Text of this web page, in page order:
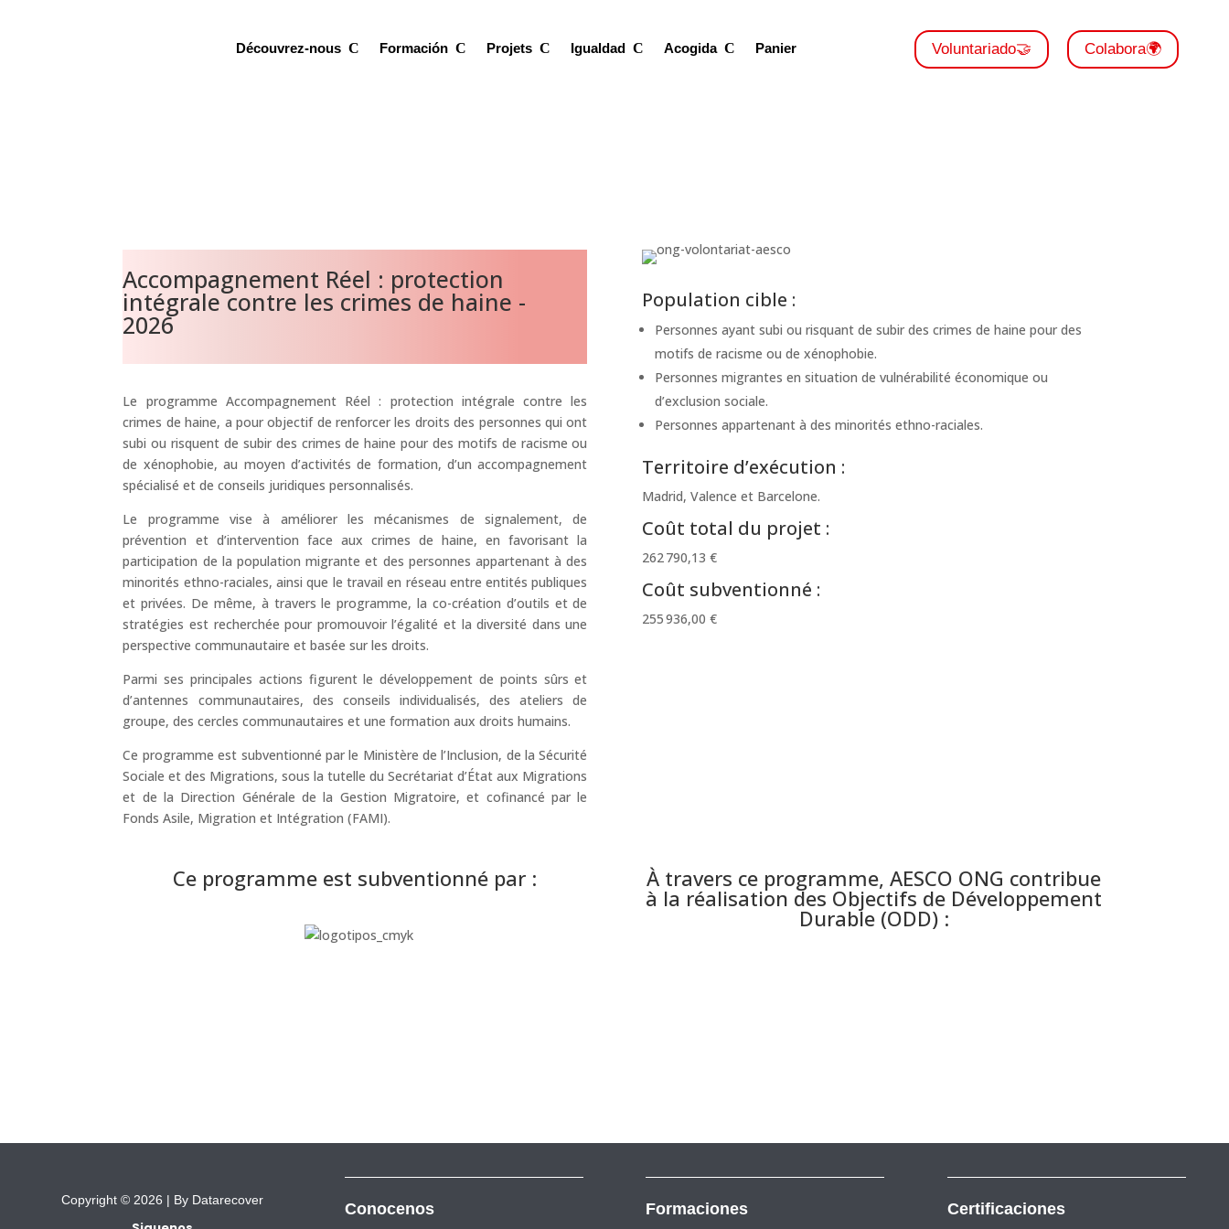
Découvrez-nous Formación Projets Igualdad Acogida Panier Voluntariado🤝 Colabora🌍
Accompagnement Réel : protection
intégrale contre les crimes de haine -
2026
Le programme Accompagnement Réel : protection intégrale contre les
crimes de haine, a pour objectif de renforcer les droits des personnes qui ont
subi ou risquent de subir des crimes de haine pour des motifs de racisme ou
de xénophobie, au moyen d’activités de formation, d’un accompagnement
spécialisé et de conseils juridiques personnalisés.
Le programme vise à améliorer les mécanismes de signalement, de
prévention et d’intervention face aux crimes de haine, en favorisant la
participation de la population migrante et des personnes appartenant à des
minorités ethno-raciales, ainsi que le travail en réseau entre entités publiques
et privées. De même, à travers le programme, la co-création d’outils et de
stratégies est recherchée pour promouvoir l’égalité et la diversité dans une
perspective communautaire et basée sur les droits.
Parmi ses principales actions figurent le développement de points sûrs et
d’antennes communautaires, des conseils individualisés, des ateliers de
groupe, des cercles communautaires et une formation aux droits humains.
Ce programme est subventionné par le Ministère de l’Inclusion, de la Sécurité
Sociale et des Migrations, sous la tutelle du Secrétariat d’État aux Migrations
et de la Direction Générale de la Gestion Migratoire, et cofinancé par le
Fonds Asile, Migration et Intégration (FAMI).
Population cible :
Personnes ayant subi ou risquant de subir des crimes de haine pour des
motifs de racisme ou de xénophobie.
Personnes migrantes en situation de vulnérabilité économique ou
d’exclusion sociale.
Personnes appartenant à des minorités ethno-raciales.
Territoire d’exécution :
Madrid, Valence et Barcelone.
Coût total du projet :
262 790,13 €
Coût subventionné :
255 936,00 €
Ce programme est subventionné par : À travers ce programme, AESCO ONG contribue
à la réalisation des Objectifs de Développement
Durable (ODD) :
Copyright © 2026 | By Datarecover Conocenos Formaciones Certificaciones